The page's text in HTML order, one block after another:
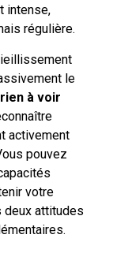
intense,
régulière.
le
à voir
activement
pouvez
votre
deux attitudes